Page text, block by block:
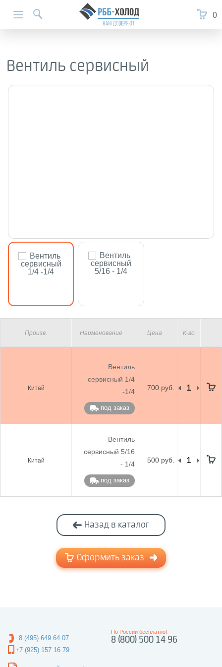
0
Вентиль сервисный
Произв. Наименование Цена К-во
Китай
Вентиль
сервисный 1/4
-1/4
под заказ
700 руб.
Китай
Вентиль
сервисный 5/16
- 1/4
под заказ
500 руб.
Назад в каталог
Оформить заказ
8 (495) 649 64 07
+7 (925) 157 16 79
8 (800) 500 14 96
По России бесплатно!